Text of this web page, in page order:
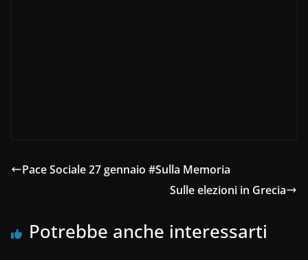
Pace Sociale 27 gennaio #Sulla Memoria
Sulle elezioni in Grecia
Potrebbe anche interessarti